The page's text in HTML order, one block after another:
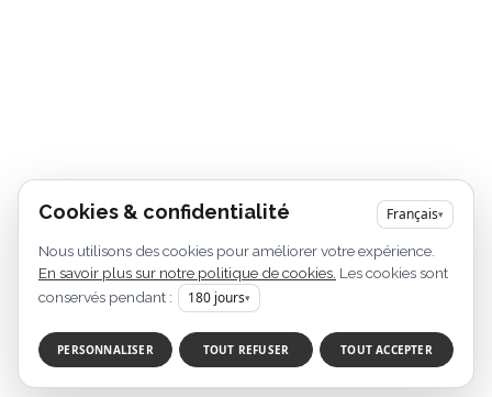
Cookies & confidentialité Français▾
Nous utilisons des cookies pour améliorer votre expérience.
En savoir plus sur notre politique de cookies. Les cookies sont
conservés pendant :
180 jours▾
PERSONNALISER TOUT REFUSER TOUT ACCEPTER